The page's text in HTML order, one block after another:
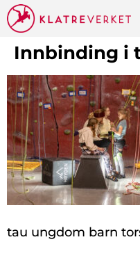
Innbinding i
tau ungdom barn